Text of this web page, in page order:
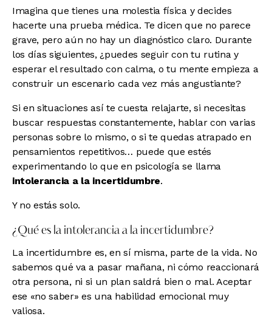
Imagina que tienes una molestia física y decides
hacerte una prueba médica. Te dicen que no parece
grave, pero aún no hay un diagnóstico claro. Durante
los días siguientes, ¿puedes seguir con tu rutina y
esperar el resultado con calma, o tu mente empieza a
construir un escenario cada vez más angustiante?
Si en situaciones así te cuesta relajarte, si necesitas
buscar respuestas constantemente, hablar con varias
personas sobre lo mismo, o si te quedas atrapado en
pensamientos repetitivos… puede que estés
experimentando lo que en psicología se llama
intolerancia a la incertidumbre.
Y no estás solo.
¿Qué es la intolerancia a la incertidumbre?
La incertidumbre es, en sí misma, parte de la vida. No
sabemos qué va a pasar mañana, ni cómo reaccionará
otra persona, ni si un plan saldrá bien o mal. Aceptar
ese «no saber» es una habilidad emocional muy
valiosa.